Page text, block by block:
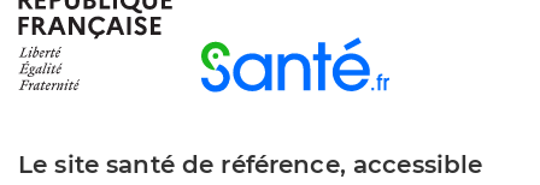
Le site santé de référence, accessible